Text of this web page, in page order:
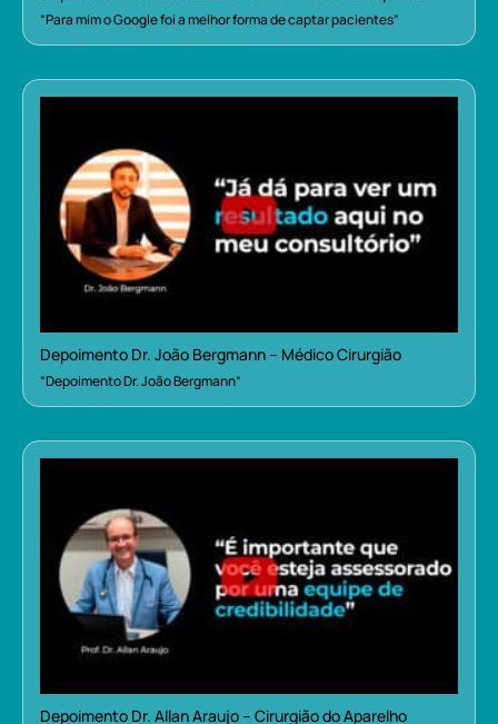
“Para mim o Google foi a melhor forma de captar pacientes”
Depoimento Dr. João Bergmann – Médico Cirurgião
“Depoimento Dr. João Bergmann”
Depoimento Dr. Allan Araujo – Cirurgião do Aparelho